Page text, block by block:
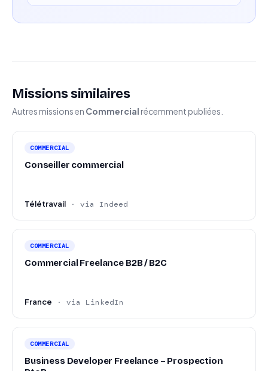
Missions similaires
Autres missions en Commercial récemment publiées.
COMMERCIAL
Conseiller commercial
Télétravail · via Indeed
COMMERCIAL
Commercial Freelance B2B / B2C
France · via LinkedIn
COMMERCIAL
Business Developer Freelance – Prospection